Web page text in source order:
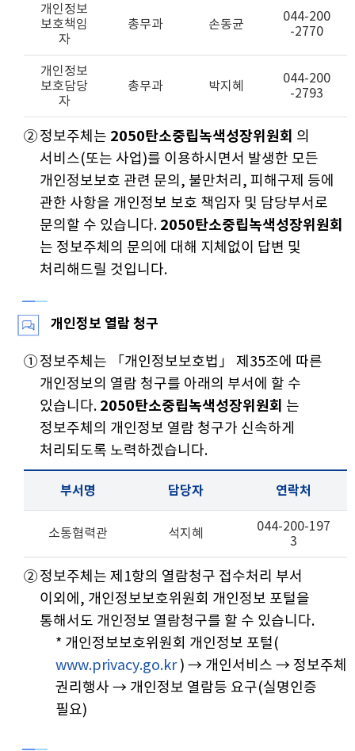
개인정보
보호책임
자
총무과 손동균
044-200
-2770
개인정보
보호담당
자
총무과 박지혜
044-200
-2793
②정보주체는 2050탄소중립녹색성장위원회 의
서비스(또는 사업)를 이용하시면서 발생한 모든
개인정보보호 관련 문의, 불만처리, 피해구제 등에
관한 사항을 개인정보 보호 책임자 및 담당부서로
문의할 수 있습니다. 2050탄소중립녹색성장위원회
는 정보주체의 문의에 대해 지체없이 답변 및
처리해드릴 것입니다.
개인정보 열람 청구
①정보주체는 「개인정보보호법」 제35조에 따른
개인정보의 열람 청구를 아래의 부서에 할 수
있습니다. 2050탄소중립녹색성장위원회 는
정보주체의 개인정보 열람 청구가 신속하게
처리되도록 노력하겠습니다.
부서명 담당자 연락처
소통협력관 석지혜
044-200-197
3
②정보주체는 제1항의 열람청구 접수처리 부서
이외에, 개인정보보호위원회 개인정보 포털을
통해서도 개인정보 열람청구를 할 수 있습니다.
* 개인정보보호위원회 개인정보 포털(
www.privacy.go.kr) → 개인서비스 → 정보주체
권리행사 → 개인정보 열람등 요구(실명인증
필요)